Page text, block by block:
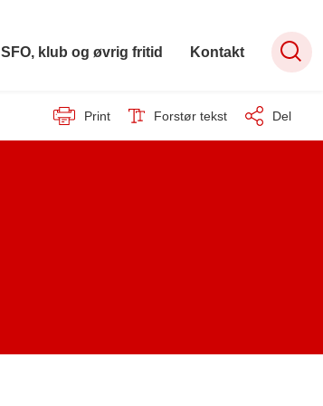
SFO, klub og øvrig fritid Kontakt
Print Forstør tekst Del